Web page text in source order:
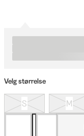
Velg størrelse
S M